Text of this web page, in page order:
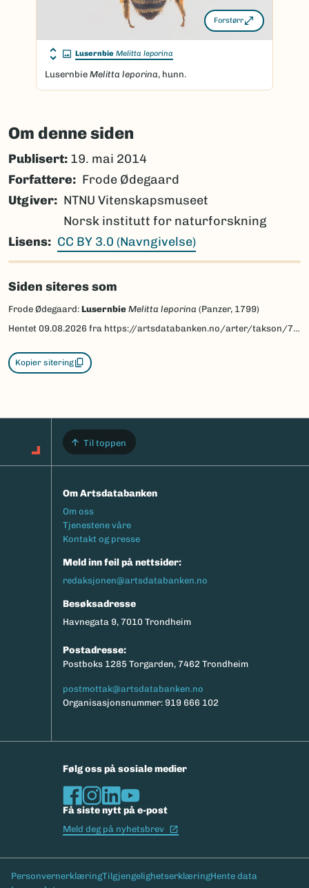
Forstørr
Lusernbie Melitta leporina
Lusernbie Melitta leporina, hunn.
Om denne siden
Publisert: 19. mai 2014
Forfattere
Frode Ødegaard
Utgiver
NTNU Vitenskapsmuseet
Norsk institutt for naturforskning
Lisens
CC BY 3.0 (Navngivelse)
Siden siteres som
Frode Ødegaard: Lusernbie Melitta leporina (Panzer, 1799)
Hentet 09.08.2026 fra https://artsdatabanken.no/arter/takson/77848/beskrivelse
Kopier sitering
Til toppen
Om Artsdatabanken
Footermeny
Om oss
Tjenestene våre
Kontakt og presse
Meld inn feil på nettsider:
redaksjonen@artsdatabanken.no
Besøksadresse
Havnegata 9, 7010 Trondheim
Postadresse:
Postboks 1285 Torgarden, 7462 Trondheim
postmottak@artsdatabanken.no
Organisasjonsnummer: 919 666 102
Følg oss på sosiale medier
Få siste nytt på e-post
Meld deg på nyhetsbrev
Bunntekst
PersonvernerklæringTilgjengelighetserklæringHente data